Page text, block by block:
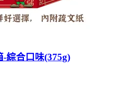
綜合口味(375g)